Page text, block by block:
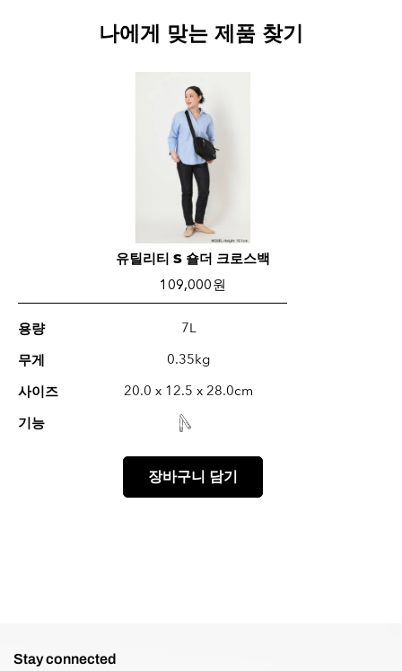
나에게 맞는 제품 찾기
유틸리티 S 숄더 크로스백
109,000 원
용량 7L
무게 0.35kg
사이즈 20.0 x 12.5 x 28.0cm
기능
장바구니 담기
Stay connected